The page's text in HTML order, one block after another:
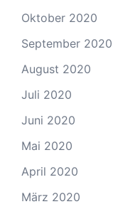
Oktober 2020
September 2020
August 2020
Juli 2020
Juni 2020
Mai 2020
April 2020
März 2020